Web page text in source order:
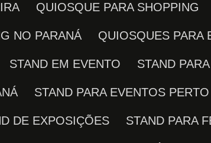
QUIOSQUE PARA SHOPPING
NO PARANÁ QUIOSQUES PARA
STAND EM EVENTO STAND
STAND PARA EVENTOS
DE EXPOSIÇÕES STAND PARA